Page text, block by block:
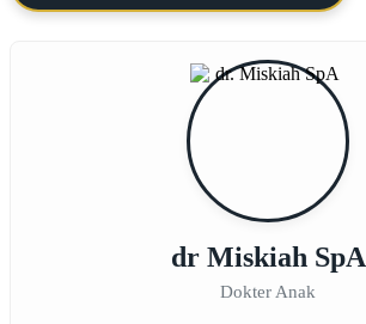
dr Miskiah SpA
Dokter Anak